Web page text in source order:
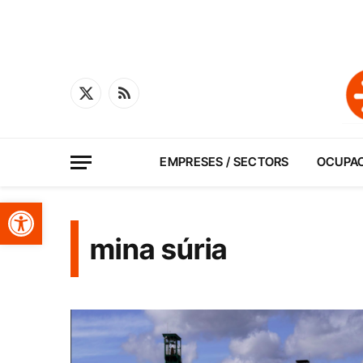
Obre la barra d'eines
X
RSS
EMPRESES / SECTORS
mina súria